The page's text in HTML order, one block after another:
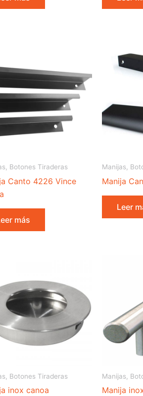
Botones Tiraderas
Canto 4226 Vince
más
Manijas,
Manija
Leer
Botones Tiraderas
inox canoa
Manijas,
Manija